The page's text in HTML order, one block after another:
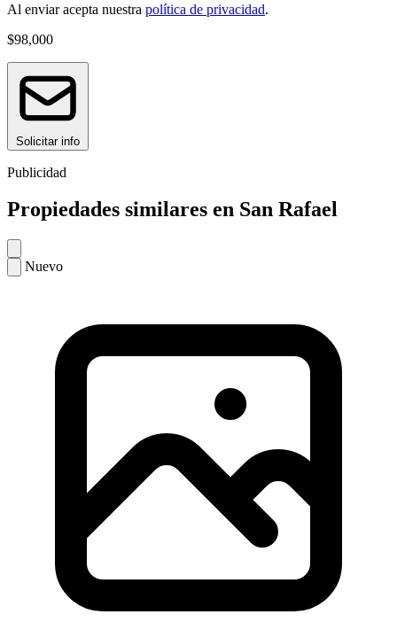
Al enviar acepta nuestra política de privacidad.
$98,000
Solicitar info
Publicidad
Propiedades similares en San Rafael
Nuevo